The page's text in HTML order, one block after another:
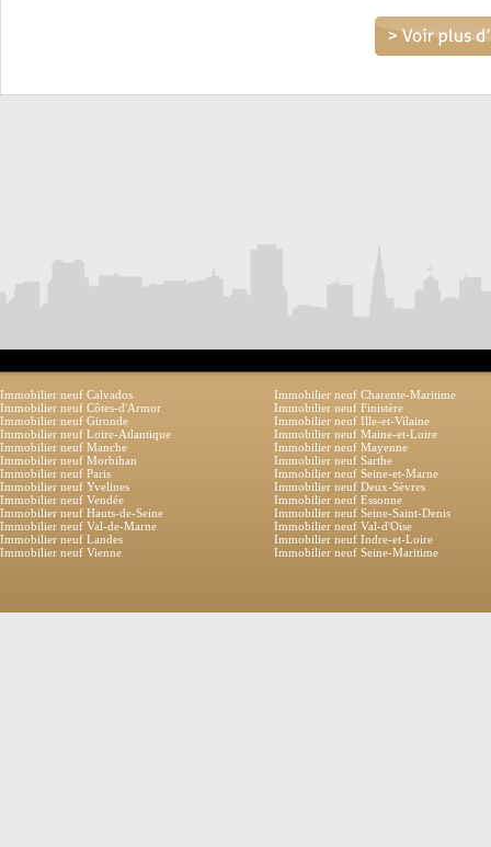
Immobilier neuf Calvados
Immobilier neuf Charente-Maritime
Immobilier neuf Côtes-d'Armor
Immobilier neuf Finistère
Immobilier neuf Gironde
Immobilier neuf Ille-et-Vilaine
Immobilier neuf Loire-Atlantique
Immobilier neuf Maine-et-Loire
Immobilier neuf Manche
Immobilier neuf Mayenne
Immobilier neuf Morbihan
Immobilier neuf Sarthe
Immobilier neuf Paris
Immobilier neuf Seine-et-Marne
Immobilier neuf Yvelines
Immobilier neuf Deux-Sèvres
Immobilier neuf Vendée
Immobilier neuf Essonne
Immobilier neuf Hauts-de-Seine
Immobilier neuf Seine-Saint-Denis
Immobilier neuf Val-de-Marne
Immobilier neuf Val-d'Oise
Immobilier neuf Landes
Immobilier neuf Indre-et-Loire
Immobilier neuf Vienne
Immobilier neuf Seine-Maritime